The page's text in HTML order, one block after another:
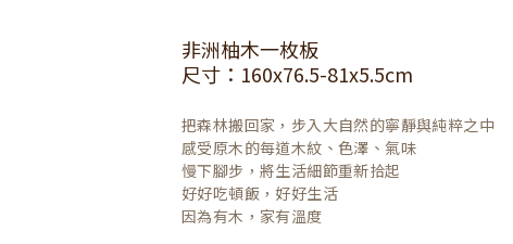
非洲柚木一枚板
尺寸：160x76.5-81x5.5cm
把森林搬回家，步入大自然的寧靜與純粹之中
感受原木的每道木紋、色澤、氣味
慢下腳步，將生活細節重新拾起
好好吃頓飯，好好生活
因為有木，家有溫度